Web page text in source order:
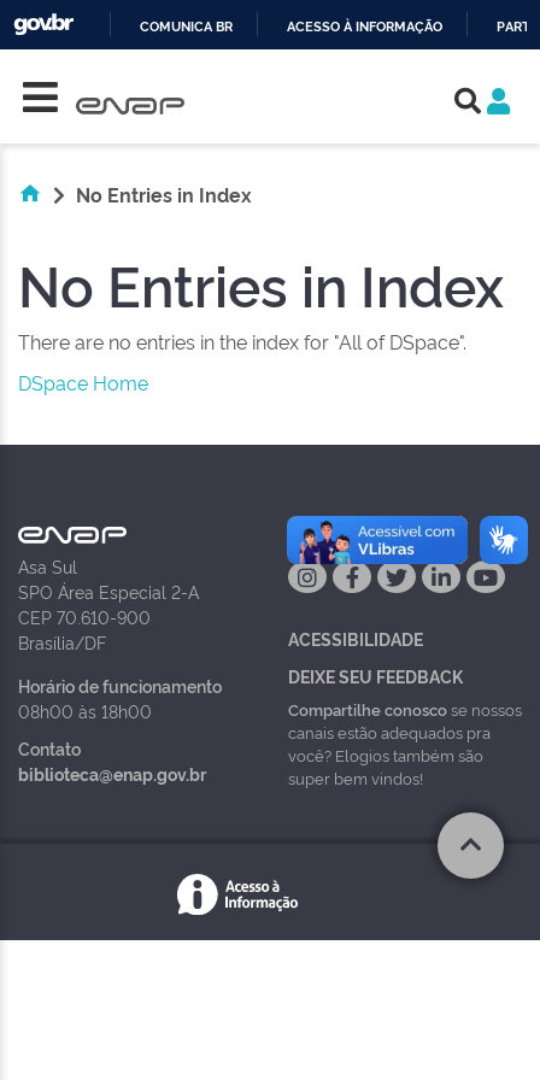
COMUNICA BR ACESSO À INFORMAÇÃO
No Entries in Index
No Entries in Index
There are no entries in the index for "All of DSpace".
DSpace Home
Asa Sul
SPO Área Especial 2-A
CEP 70.610-900
Brasília/DF
Horário de funcionamento
08h00 às 18h00
Contato
biblioteca@enap.gov.br
NAS REDES
ACESSIBILIDADE
DEIXE SEU FEEDBACK
Compartilhe conoscose nossos
canais estão adequados pra
você? Elogios também são
super bem vindos!